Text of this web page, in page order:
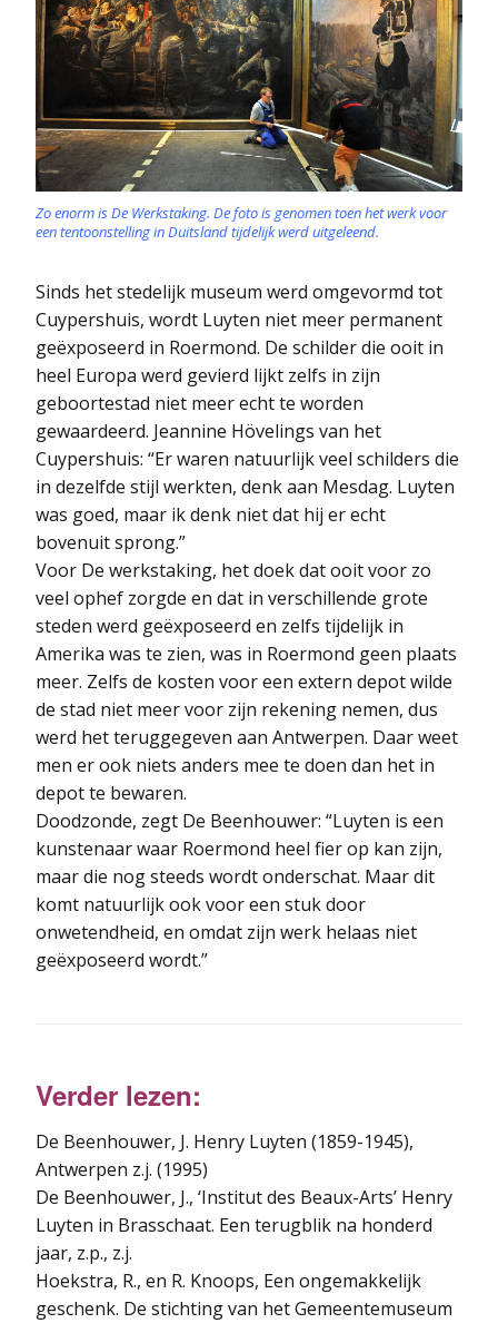
Zo enorm is De Werkstaking. De foto is genomen toen het werk voor
een tentoonstelling in Duitsland tijdelijk werd uitgeleend.
Sinds het stedelijk museum werd omgevormd tot
Cuypershuis, wordt Luyten niet meer permanent
geëxposeerd in Roermond. De schilder die ooit in
heel Europa werd gevierd lijkt zelfs in zijn
geboortestad niet meer echt te worden
gewaardeerd. Jeannine Hövelings van het
Cuypershuis: “Er waren natuurlijk veel schilders die
in dezelfde stijl werkten, denk aan Mesdag. Luyten
was goed, maar ik denk niet dat hij er echt
bovenuit sprong.”
Voor De werkstaking, het doek dat ooit voor zo
veel ophef zorgde en dat in verschillende grote
steden werd geëxposeerd en zelfs tijdelijk in
Amerika was te zien, was in Roermond geen plaats
meer. Zelfs de kosten voor een extern depot wilde
de stad niet meer voor zijn rekening nemen, dus
werd het teruggegeven aan Antwerpen. Daar weet
men er ook niets anders mee te doen dan het in
depot te bewaren.
Doodzonde, zegt De Beenhouwer: “Luyten is een
kunstenaar waar Roermond heel fier op kan zijn,
maar die nog steeds wordt onderschat. Maar dit
komt natuurlijk ook voor een stuk door
onwetendheid, en omdat zijn werk helaas niet
geëxposeerd wordt.”
Verder lezen:
De Beenhouwer, J. Henry Luyten (1859-1945),
Antwerpen z.j. (1995)
De Beenhouwer, J., ‘Institut des Beaux-Arts’ Henry
Luyten in Brasschaat. Een terugblik na honderd
jaar, z.p., z.j.
Hoekstra, R., en R. Knoops, Een ongemakkelijk
geschenk. De stichting van het Gemeentemuseum